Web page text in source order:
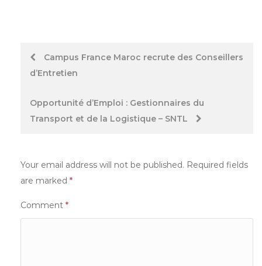
PostCampus France Maroc recrute des Conseillers
d’Entretien
Opportunité d’Emploi : Gestionnaires du
Transport et de la Logistique – SNTL
Your email address will not be published. Required fields
are marked *
Comment *